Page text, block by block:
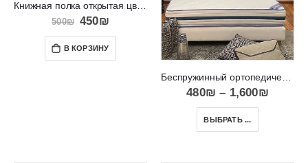
Книжная полка открытая цвета дерева на стену SNOBI SB12
500₪ 450₪
В КОРЗИНУ
Беспружинный ортопедический матрас в спальню Sephora
480₪ – 1,600₪
ВЫБРАТЬ ...